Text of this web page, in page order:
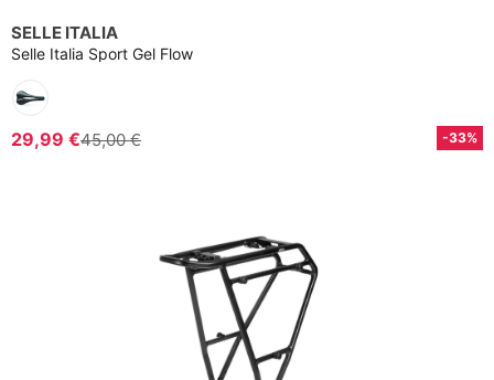
SELLE ITALIA
Selle Italia Sport Gel Flow
29,99 €45,00 € -33%